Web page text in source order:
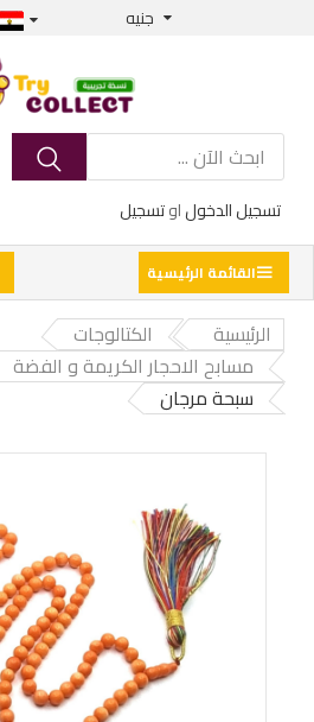
جنيه
تسجيل الدخولاوتسجيل
القائمة الرئيسية
الرئيسية
الكتالوجات
مسابح الاحجار الكريمة و الفضة
سبحة مرجان